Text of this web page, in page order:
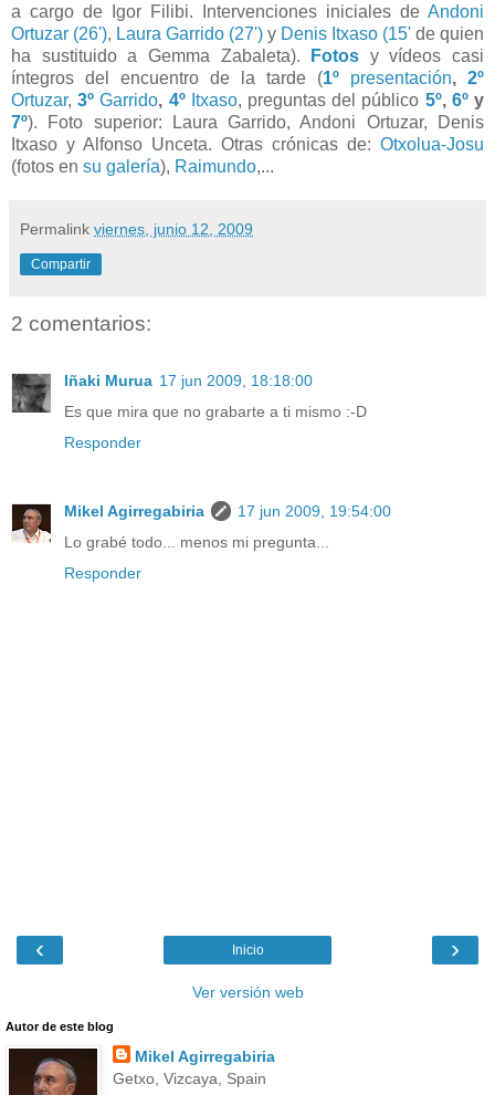
a cargo de Igor Filibi. Intervenciones iniciales de Andoni
Ortuzar (26'), Laura Garrido (27') y Denis Itxaso (15' de quien
ha sustituido a Gemma Zabaleta).
Fotos y vídeos casi
íntegros del encuentro de la tarde (1º presentación, 2º
Ortuzar,3ºGarrido, 4º Itxaso, preguntas del público 5º, 6ºy
7º). Foto superior: Laura Garrido, Andoni Ortuzar, Denis
Itxaso y Alfonso Unceta. Otras crónicas de: Otxolua-Josu
(fotos en su galería), Raimundo,...
Permalink viernes, junio 12, 2009
Compartir
2 comentarios:
Iñaki Murua 17 jun 2009, 18:18:00
Es que mira que no grabarte a ti mismo :-D
Responder
Mikel Agirregabiria
17 jun 2009, 19:54:00
Lo grabé todo... menos mi pregunta...
Responder
‹ ›
Inicio
Ver versión web
Autor de este blog
Mikel Agirregabiria
Getxo, Vizcaya, Spain